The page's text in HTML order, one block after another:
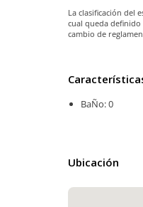
La clasificación del
cual queda
cambio de
BaÑo: 0
Ubicación